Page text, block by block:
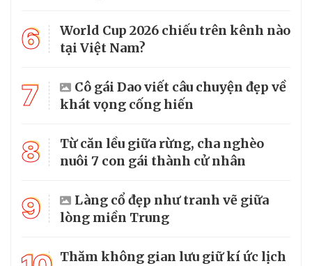
6
World Cup 2026 chiếu trên kênh nào
tại Việt Nam?
7
Cô gái Dao viết câu chuyện đẹp về
khát vọng cống hiến
8
Từ căn lều giữa rừng, cha nghèo
nuôi 7 con gái thành cử nhân
9
Làng cổ đẹp như tranh vẽ giữa
lòng miền Trung
Thăm không gian lưu giữ kí ức lịch